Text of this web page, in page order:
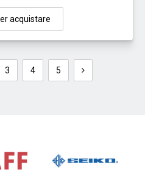
acquistare
3 4 5